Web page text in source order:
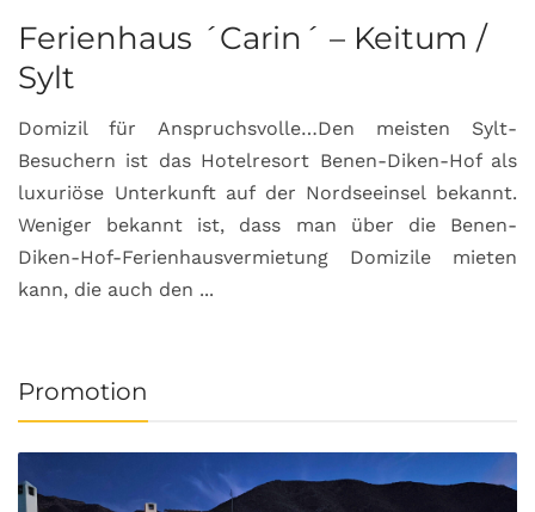
Ferienhaus ´Carin´ – Keitum /
Sylt
Domizil für Anspruchsvolle…Den meisten Sylt-
Besuchern ist das Hotelresort Benen-Diken-Hof als
luxuriöse Unterkunft auf der Nordseeinsel bekannt.
Weniger bekannt ist, dass man über die Benen-
Diken-Hof-Ferienhausvermietung Domizile mieten
kann, die auch den ...
Promotion